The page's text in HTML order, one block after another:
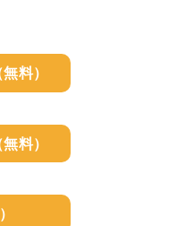
料）
料）